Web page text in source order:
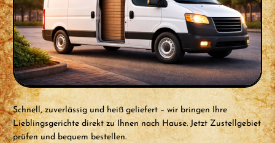
Schnell, zuverlässig und heiß geliefert – wir bringen Ihre
Lieblingsgerichte direkt zu Ihnen nach Hause. Jetzt Zustellgebiet
prüfen und bequem bestellen.